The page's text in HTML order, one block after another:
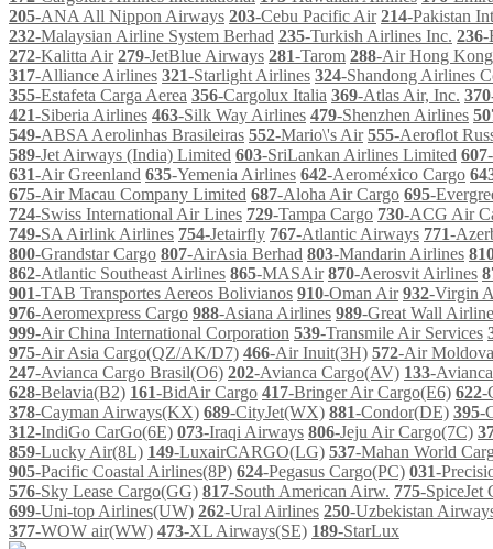
205-ANA All Nippon Airways 203-Cebu Pacific Air 214-Pakistan
232-Malaysian Airline System Berhad 235-Turkish Airlines Inc. 236-
272-Kalitta Air 279-JetBlue Airways 281-Tarom 288-Air Hong Kong
317-Alliance Airlines 321-Starlight Airlines 324-Shandong Airlines
355-Estafeta Carga Aerea 356-Cargolux Italia 369-Atlas Air, Inc. 370
421-Siberia Airlines 463-Silk Way Airlines 479-Shenzhen Airlines
549-ABSA Aerolinhas Brasileiras 552-Mario\'s Air 555-Aeroflot
589-Jet Airways (India) Limited 603-SriLankan Airlines Limited 607
631-Air Greenland 635-Yemenia Airlines 642-Aeroméxico Cargo
675-Air Macau Company Limited 687-Aloha Air Cargo 695-
724-Swiss International Air Lines 729-Tampa Cargo 730-ACG Air
749-SA Airlink Airlines 754-Jetairfly 767-Atlantic Airways 771-
800-Grandstar Cargo 807-AirAsia Berhad 803-Mandarin Airlines
862-Atlantic Southeast Airlines 865-MASAir 870-Aerosvit Airlines
901-TAB Transportes Aereos Bolivianos 910-Oman Air 932-Virgin
976-Aeromexpress Cargo 988-Asiana Airlines 989-Great Wall
999-Air China International Corporation 539-Transmile Air Services
975-Air Asia Cargo(QZ/AK/D7) 466-Air Inuit(3H) 572-Air
247-Avianca Cargo Brasil(O6) 202-Avianca Cargo(AV) 133-
628-Belavia(B2) 161-BidAir Cargo 417-Bringer Air Cargo(E6) 622-
378-Cayman Airways(KX) 689-CityJet(WX) 881-Condor(DE) 395-
312-IndiGo CarGo(6E) 073-Iraqi Airways 806-Jeju Air Cargo(7C)
859-Lucky Air(8L) 149-LuxairCARGO(LG) 537-Mahan World
905-Pacific Coastal Airlines(8P) 624-Pegasus Cargo(PC) 031-
576-Sky Lease Cargo(GG) 817-South American Airw. 775-SpiceJet
699-Uni-top Airlines(UW) 262-Ural Airlines 250-Uzbekistan
377-WOW air(WW) 473-XL Airways(SE) 189-StarLux